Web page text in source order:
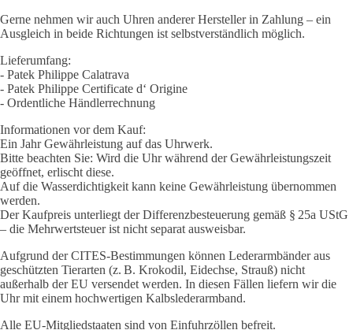
Gerne nehmen wir auch Uhren anderer Hersteller in Zahlung – ein
Ausgleich in beide Richtungen ist selbstverständlich möglich.
Lieferumfang:
- Patek Philippe Calatrava
- Patek Philippe Certificate d‘ Origine
- Ordentliche Händlerrechnung
Informationen vor dem Kauf:
Ein Jahr Gewährleistung auf das Uhrwerk.
Bitte beachten Sie: Wird die Uhr während der Gewährleistungszeit
geöffnet, erlischt diese.
Auf die Wasserdichtigkeit kann keine Gewährleistung übernommen
werden.
Der Kaufpreis unterliegt der Differenzbesteuerung gemäß § 25a UStG
– die Mehrwertsteuer ist nicht separat ausweisbar.
Aufgrund der CITES-Bestimmungen können Lederarmbänder aus
geschützten Tierarten (z. B. Krokodil, Eidechse, Strauß) nicht
außerhalb der EU versendet werden. In diesen Fällen liefern wir die
Uhr mit einem hochwertigen Kalbslederarmband.
Alle EU-Mitgliedstaaten sind von Einfuhrzöllen befreit.